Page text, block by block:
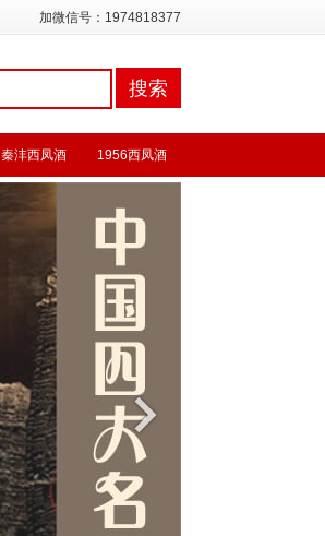
加微信号：1974818377
秦沣西凤酒 1956西凤酒